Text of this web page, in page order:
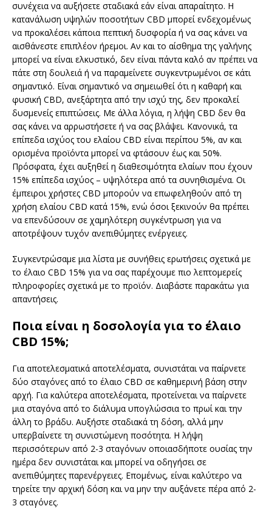
συνέχεια να αυξήσετε σταδιακά εάν είναι απαραίτητο. Η
κατανάλωση υψηλών ποσοτήτων CBD μπορεί ενδεχομένως
να προκαλέσει κάποια πεπτική δυσφορία ή να σας κάνει να
αισθάνεστε επιπλέον ήρεμοι. Αν και το αίσθημα της γαλήνης
μπορεί να είναι ελκυστικό, δεν είναι πάντα καλό αν πρέπει να
πάτε στη δουλειά ή να παραμείνετε συγκεντρωμένοι σε κάτι
σημαντικό. Είναι σημαντικό να σημειωθεί ότι η καθαρή και
φυσική CBD, ανεξάρτητα από την ισχύ της, δεν προκαλεί
δυσμενείς επιπτώσεις. Με άλλα λόγια, η λήψη CBD δεν θα
σας κάνει να αρρωστήσετε ή να σας βλάψει. Κανονικά, τα
επίπεδα ισχύος του ελαίου CBD είναι περίπου 5%, αν και
ορισμένα προϊόντα μπορεί να φτάσουν έως και 50%.
Πρόσφατα, έχει αυξηθεί η διαθεσιμότητα ελαίων που έχουν
15% επίπεδα ισχύος – υψηλότερα από τα συνηθισμένα. Οι
έμπειροι χρήστες CBD μπορούν να επωφεληθούν από τη
χρήση ελαίου CBD κατά 15%, ενώ όσοι ξεκινούν θα πρέπει
να επενδύσουν σε χαμηλότερη συγκέντρωση για να
αποτρέψουν τυχόν ανεπιθύμητες ενέργειες.
Συγκεντρώσαμε μια λίστα με συνήθεις ερωτήσεις σχετικά με
το έλαιο CBD 15% για να σας παρέχουμε πιο λεπτομερείς
πληροφορίες σχετικά με το προϊόν. Διαβάστε παρακάτω για
απαντήσεις.
Ποια είναι η δοσολογία για το έλαιο
CBD 15%;
Για αποτελεσματικά αποτελέσματα, συνιστάται να παίρνετε
δύο σταγόνες από το έλαιο CBD σε καθημερινή βάση στην
αρχή. Για καλύτερα αποτελέσματα, προτείνεται να παίρνετε
μια σταγόνα από το διάλυμα υπογλώσσια το πρωί και την
άλλη το βράδυ. Αυξήστε σταδιακά τη δόση, αλλά μην
υπερβαίνετε τη συνιστώμενη ποσότητα. Η λήψη
περισσότερων από 2-3 σταγόνων οποιασδήποτε ουσίας την
ημέρα δεν συνιστάται και μπορεί να οδηγήσει σε
ανεπιθύμητες παρενέργειες. Επομένως, είναι καλύτερο να
τηρείτε την αρχική δόση και να μην την αυξάνετε πέρα από 2-
3 σταγόνες.